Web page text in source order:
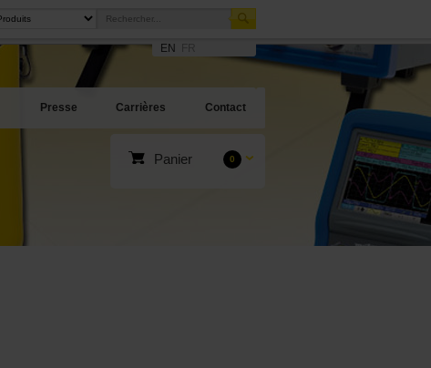
EN
Presse Carrières Contact
Panier 0